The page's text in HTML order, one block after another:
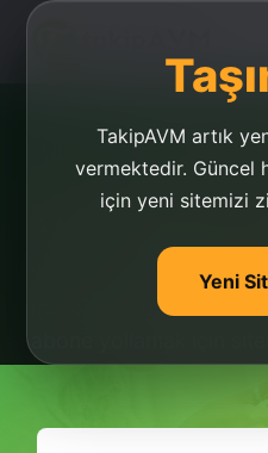
TakipAVM artık
vermektedir. Güncel
için yeni sitemizi
Yeni
Youtube
Youtube abone yollama
için önemli bir veridir.